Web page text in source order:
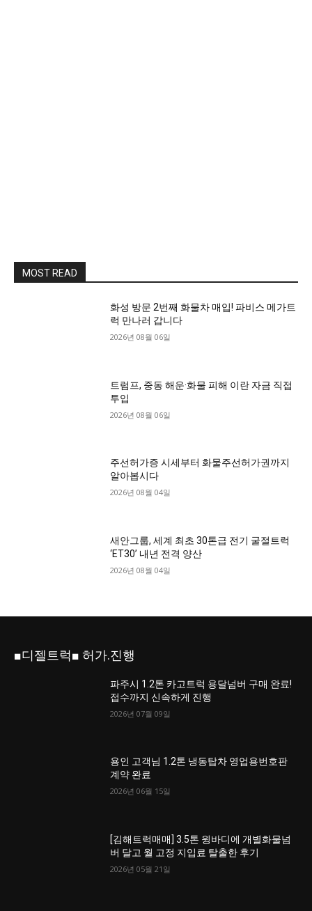
MOST READ
화성 방문 2번째 화물차 매입! 파비스 메가트
럭 만나러 갑니다
2026년 08월 06일
트럼프, 중동 해운·화물 피해 이란 자금 직접
투입
2026년 08월 06일
주선허가증 시세부터 화물주선허가권까지
알아봅시다
2026년 08월 04일
새안그룹, 세계 최초 30톤급 전기 굴절트럭
‘ET30’ 내년 전격 양산
2026년 08월 04일
■디젤트럭■ 허가.진행
파주시 1.2톤 카고트럭 용달넘버 구매 완료!
접수까지 신속하게 진행
2026년 07월 09일
용인 고객님 1.2톤 냉동탑차 영업용번호판
계약 완료
2026년 06월 15일
[김해트럭매매] 3.5톤 윙바디에 개별화물넘
버 달고 월 고정 지입료 탈출한 후기
2026년 05월 21일